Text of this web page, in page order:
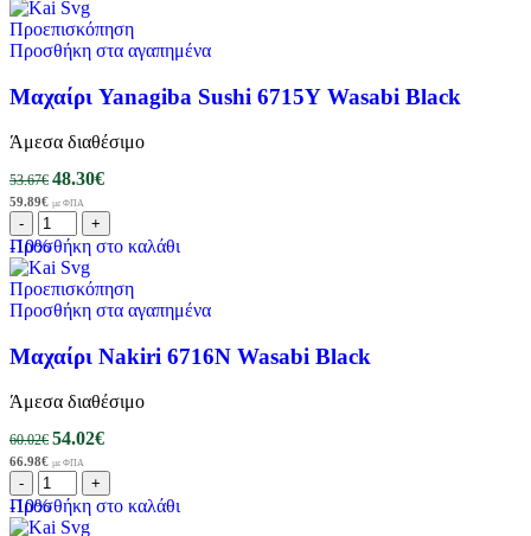
-10%
Προεπισκόπηση
Προσθήκη στα αγαπημένα
Μαχαίρι Yanagiba Sushi 6715Y Wasabi Black
Άμεσα διαθέσιμο
53.67€ 48.30€
59.89€ με ΦΠΑ
Προσθήκη στο καλάθι
-10%
Προεπισκόπηση
Προσθήκη στα αγαπημένα
Μαχαίρι Nakiri 6716N Wasabi Black
Άμεσα διαθέσιμο
60.02€ 54.02€
66.98€ με ΦΠΑ
Προσθήκη στο καλάθι